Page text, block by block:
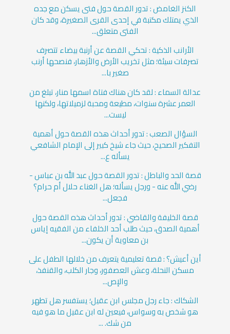
الكنز الغامض : تدور القصة حول فتى يسكن مع جده
الذي يمتلك مكتبة في إحدى القرى الصغيرة، وقد كان
الفتى متعلق...
الأرانب الذكية : تحكي القصة عن أرنبة بيضاء تتصرف
تصرفات سيئة؛ مثل تخريب الأرض والأزهار، فنصحها أرنب
صغير با...
عدالة السماء : لقد كان هناك فتاة اسمها منار، تبلغ من
العمر عشرة سنوات، مطيعة ومحبة لزميلاتها، ولكنها
ليست...
السؤال الصعب : تدور أحداث هذه القصة حول أهمية
التفكير الصحيح، حيث جاء شيخ كبير إلى الإمام الشافعي
يسأله ع...
قصة الحد والباطل : تدور القصة حول عبد الله بن عباس -
رضي الله عنه - ورجل يسأله؛ هل الغناء حلال أم حرام؟
فجعل...
قصة الخليفة والقاضي : تدور أحداث هذه القصة حول
أهمية الصدق، حيث طلب أحد الخلفاء من الفقيه إياس
بن معاوية أن يكون...
أين أعيش؟ : قصة تعليمية يتعرف من خلالها الطفل على
مسكن النحلة، وعش العصفور، وجار الكلب، والقنفذ،
والإص...
الشكاك : جاء رجل مجلس ابن عقيل؛ يستفسر هل تطهر
هو شخص به وسواس، فيعين له ابن عقيل ما هو فيه
من شك. ...